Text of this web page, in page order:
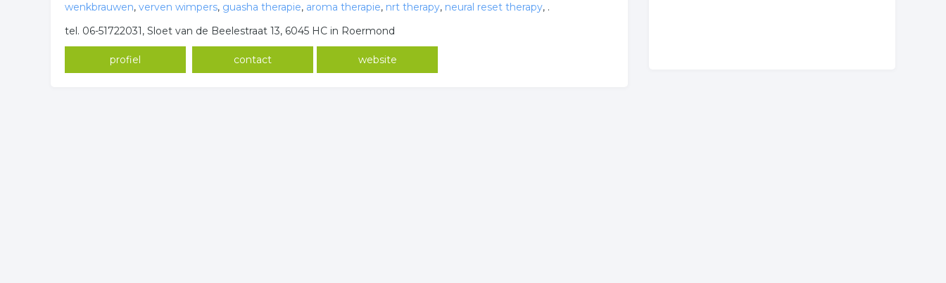
wenkbrauwen, verven wimpers, guasha therapie, aroma therapie, nrt therapy, neural reset therapy, .
tel. 06-51722031, Sloet van de Beelestraat 13, 6045 HC in Roermond
profiel contact website